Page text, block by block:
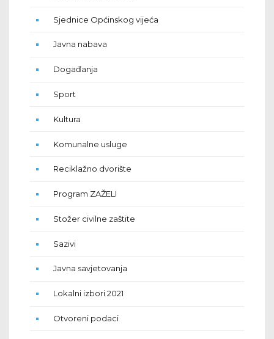
Sjednice Općinskog vijeća
Javna nabava
Događanja
Sport
Kultura
Komunalne usluge
Reciklažno dvorište
Program ZAŽELI
Stožer civilne zaštite
Sazivi
Javna savjetovanja
Lokalni izbori 2021
Otvoreni podaci